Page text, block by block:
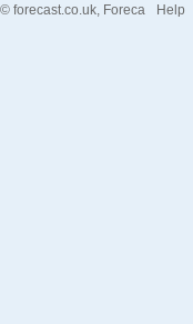
© forecast.co.uk , Foreca Help